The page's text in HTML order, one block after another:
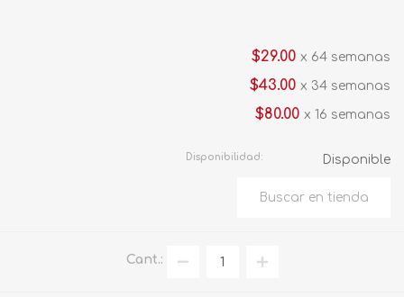
$29.00 x 64 semanas
$43.00 x 34 semanas
$80.00 x 16 semanas
Disponibilidad: Disponible
Cant.: